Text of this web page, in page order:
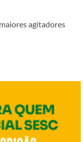
agitadores